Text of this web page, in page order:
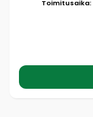
Toimitusaika: